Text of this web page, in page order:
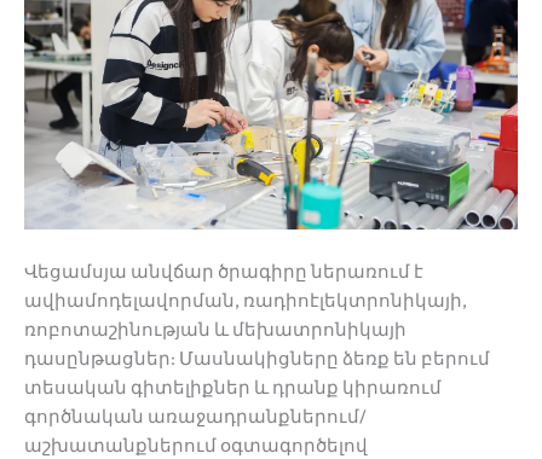
Վեցամսյա անվճար ծրագիրը ներառում է
ավիամոդելավորման, ռադիոէլեկտրոնիկայի,
ռոբոտաշինության և մեխատրոնիկայի
դասընթացներ: Մասնակիցները ձեռք են բերում
տեսական գիտելիքներ և դրանք կիրառում
գործնական առաջադրանքներում/
աշխատանքներում օգտագործելով